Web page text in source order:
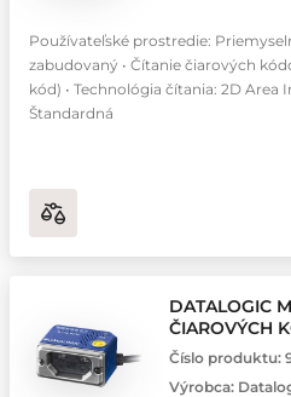
Používateľské prostredie:
zabudovaný • Čítanie čiarových
kód) • Technológia čítania: 2D Area
Štandardná
DATALOGIC
ČIAROVÝCH
Číslo produktu:
Výrobca: